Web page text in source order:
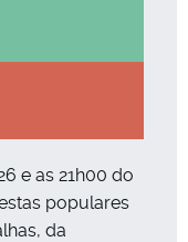
e as 21h00 do
populares
da